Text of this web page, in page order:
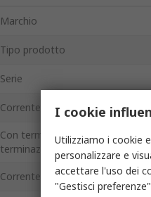
Marchio
Tipo prodotto
Serie
Corrente del secondario
Con terminazione/senza
terminazione
Corrente primaria
I cookie
Utilizziamo i cookie
personalizzare e
accettare l'uso dei
"Gestisci